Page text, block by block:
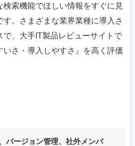
検索機能でほしい情報をすぐに見
。さまざまな業界業種に導入さ
で、大手IT製品レビューサイトで
いさ・導入しやすさ』を高く評価
バージョン管理、社外メンバ